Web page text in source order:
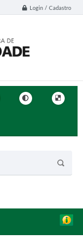
Login / Cadastro